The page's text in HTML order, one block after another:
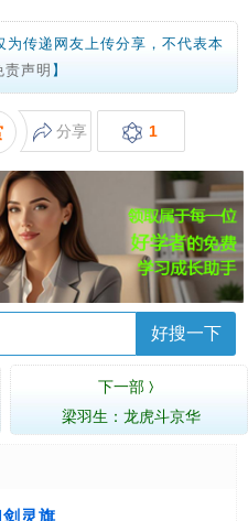
为传递网友上传分享，不代表本
责声明 】
分享 1
好搜一下
下一部 〉
梁羽生：龙虎斗京华
灵旗